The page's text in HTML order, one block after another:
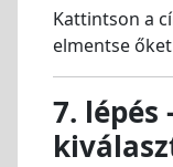
Kattintson a
elmentse
7. lépés